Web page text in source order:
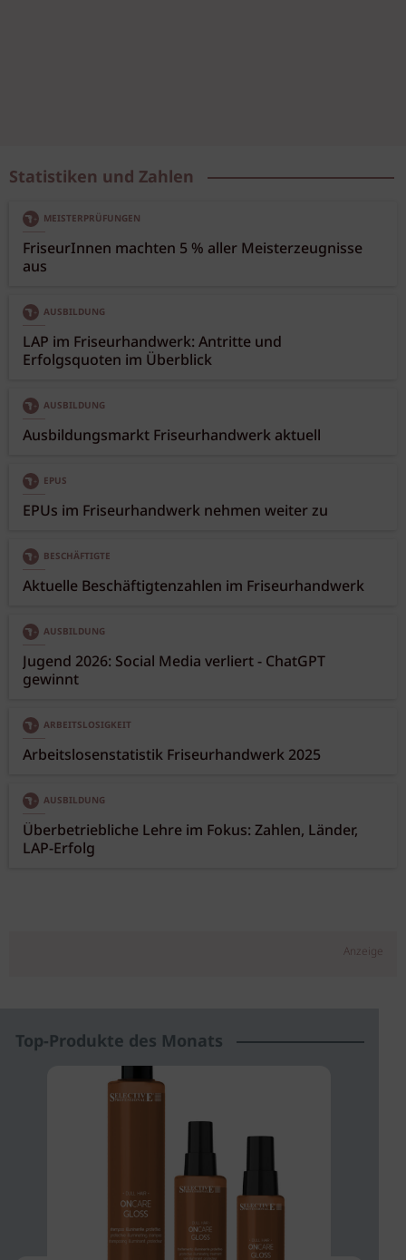
Statistiken und Zahlen
MEISTERPRÜFUNGEN
FriseurInnen machten 5 % aller Meisterzeugnisse
aus
AUSBILDUNG
LAP im Friseurhandwerk: Antritte und
Erfolgsquoten im Überblick
AUSBILDUNG
Ausbildungsmarkt Friseurhandwerk aktuell
EPUS
EPUs im Friseurhandwerk nehmen weiter zu
BESCHÄFTIGTE
Aktuelle Beschäftigtenzahlen im Friseurhandwerk
AUSBILDUNG
Jugend 2026: Social Media verliert - ChatGPT
gewinnt
ARBEITSLOSIGKEIT
Arbeitslosenstatistik Friseurhandwerk 2025
AUSBILDUNG
Überbetriebliche Lehre im Fokus: Zahlen, Länder,
LAP-Erfolg
Anzeige
Top-Produkte des Monats